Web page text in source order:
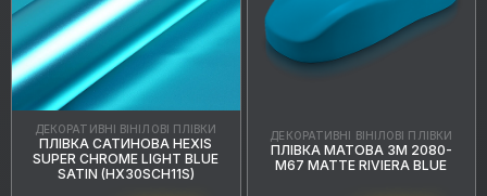
ДЕКОРАТИВНІ ВІНІЛОВІ ПЛІВКИ
ПЛІВКА САТИНОВА HEXIS
SUPER CHROME LIGHT BLUE
SATIN (HX30SCH11S)
ДЕКОРАТИВНІ ВІНІЛОВІ ПЛІВКИ
ПЛІВКА МАТОВА 3M 2080-
M67 MATTE RIVIERA BLUE